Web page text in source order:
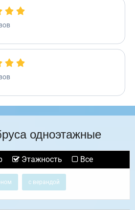
одноэтажные
Этажность Все
с верандой